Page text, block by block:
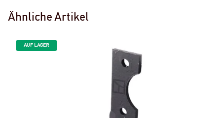
Ähnliche Artikel
AUF LAGER